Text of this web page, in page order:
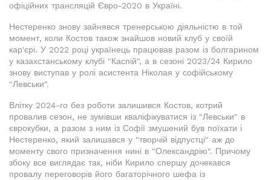
офіційних трансляцій Євро-2020 в Україні.
Нестеренко знову зайнявся тренерською діяльністю в той
момент, коли Костов також знайшов новий клуб у своїй
кар'єрі. У 2022 році українець працював разом із болгарином
у казахстанському клубі "Каспій", а в сезоні 2023/24 Кирило
знову виступав у ролі асистента Ніколая у софійському
"Левськи".
Влітку 2024-го без роботи залишився Костов, котрий
провалив сезон, не зумівши кваліфікуватися із "Левськи" в
єврокубки, а разом з ним із Софії змушений був поїхати і
Нестеренко, який залишався у "творчій відпустці" аж до
моменту свого призначення нині в "Олександрію". Причому
збоку все виглядає так, ніби Кирило спершу дочекався
провалу переговорів його багаторічного шефа із